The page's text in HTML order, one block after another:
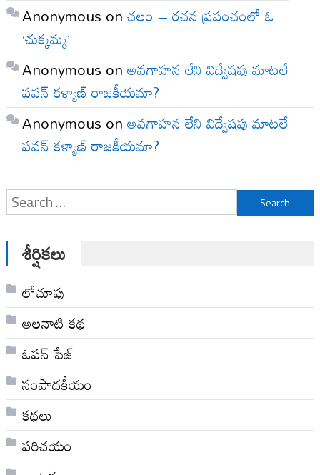
Anonymous onచలం – రచన ప్రపంచంలో ఓ
‘చుక్కమ్మ’
Anonymous onఅవగాహన లేని విద్వేషపు మాటలే
పవన్ కళ్యాణ్ రాజకీయమా?
Anonymous onఅవగాహన లేని విద్వేషపు మాటలే
పవన్ కళ్యాణ్ రాజకీయమా?
Search
for:
శీర్షికలు
లోచూపు
అల‌నాటి క‌థ‌
ఓపన్ పేజ్
సంపాదకీయం
కథలు
పరిచయం